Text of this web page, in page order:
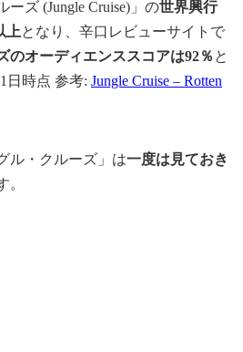
ズ (Jungle Cruise)」の世界興行
上となり、辛口レビューサイトで
のオーディエンススコアは92％ と
日時点 参考: Jungle Cruise – Rotten
ル・クルーズ」は一度は見ておき
。